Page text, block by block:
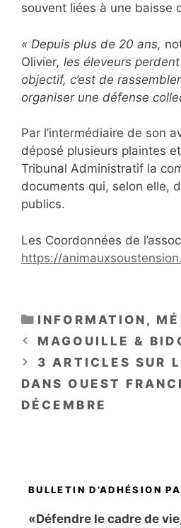
souvent liées à une baisse
« Depuis plus de 20 ans,
Olivier, les éleveurs
objectif, c’est de
organiser une défense
Par l’intermédiaire de son
déposé plusieurs plaintes
Tribunal Administratif la
documents qui, selon elle,
publics.
Les Coordonnées de
https://
CATÉGORIES
INFORMATION ,
MAGOUILLE &
3 ARTICLES SUR
DANS OUEST
DÉCEMBRE
BULLETIN D’ADHÉSION
«Défendre le cadre de